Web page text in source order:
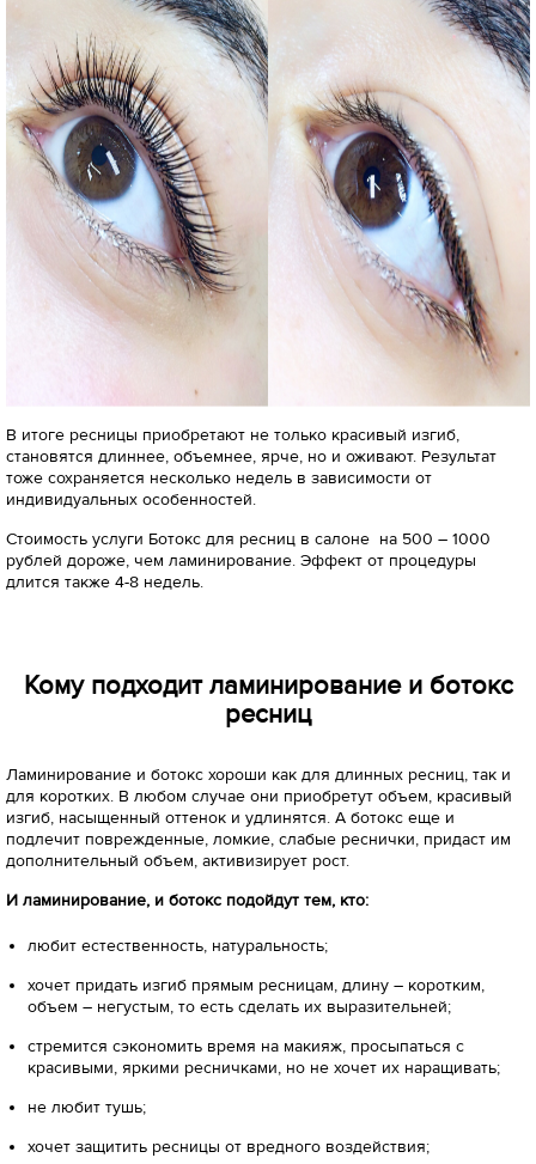
В итоге ресницы приобретают не только красивый изгиб,
становятся длиннее, объемнее, ярче, но и оживают. Результат
тоже сохраняется несколько недель в зависимости от
индивидуальных особенностей.
Стоимость услуги Ботокс для ресниц в салоне на 500 – 1000
рублей дороже, чем ламинирование. Эффект от процедуры
длится также 4-8 недель.
Кому подходит ламинирование и ботокс
ресниц
Ламинирование и ботокс хороши как для длинных ресниц, так и
для коротких. В любом случае они приобретут объем, красивый
изгиб, насыщенный оттенок и удлинятся. А ботокс еще и
подлечит поврежденные, ломкие, слабые реснички, придаст им
дополнительный объем, активизирует рост.
И ламинирование, и ботокс подойдут тем, кто:
любит естественность, натуральность;
хочет придать изгиб прямым ресницам, длину – коротким,
объем – негустым, то есть сделать их выразительней;
стремится сэкономить время на макияж, просыпаться с
красивыми, яркими ресничками, но не хочет их наращивать;
не любит тушь;
хочет защитить ресницы от вредного воздействия;